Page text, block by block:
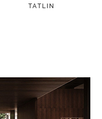
TATLIN